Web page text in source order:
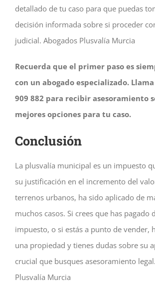
detallado de tu caso para que puedas
decisión informada sobre si proceder
judicial. Abogados Plusvalía Murcia
Recuerda que el primer paso es
con un abogado especializado.
909 882 para recibir asesoramiento
mejores opciones para tu caso.
Conclusión
La plusvalía municipal es un impuesto
su justificación en el incremento del
terrenos urbanos, ha sido aplicado de
muchos casos. Si crees que has pagado
impuesto, o si estás a punto de vender,
una propiedad y tienes dudas sobre su
crucial que busques asesoramiento
Plusvalía Murcia